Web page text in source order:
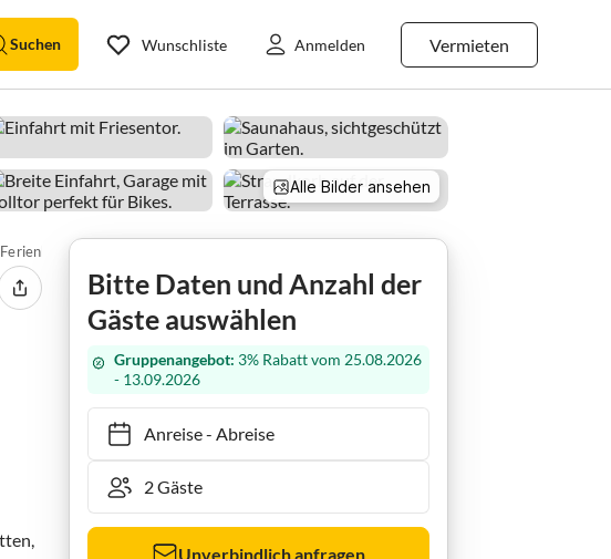
Suchen Vermieten
Wunschliste Anmelden
Alle Bilder ansehen
Ferienhaus Haus Ackerpflanze
Bitte Daten und Anzahl der
Gäste auswählen
Gruppenangebot: 3% Rabatt vom 25.08.2026
- 13.09.2026
Anreise- Abreise
Unverbindlich anfragen